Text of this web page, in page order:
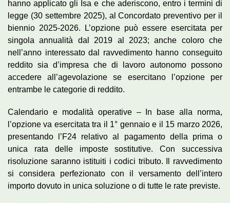
hanno applicato gli Isa e che aderiscono, entro i termini di
legge (30 settembre 2025), al Concordato preventivo per il
biennio 2025-2026. L’opzione può essere esercitata per
singola annualità dal 2019 al 2023; anche coloro che
nell’anno interessato dal ravvedimento hanno conseguito
reddito sia d’impresa che di lavoro autonomo possono
accedere all’agevolazione se esercitano l’opzione per
entrambe le categorie di reddito.
Calendario e modalità operative – In base alla norma,
l’opzione va esercitata tra il 1° gennaio e il 15 marzo 2026,
presentando l’F24 relativo al pagamento della prima o
unica rata delle imposte sostitutive. Con successiva
risoluzione saranno istituiti i codici tributo. Il ravvedimento
si considera perfezionato con il versamento dell’intero
importo dovuto in unica soluzione o di tutte le rate previste.